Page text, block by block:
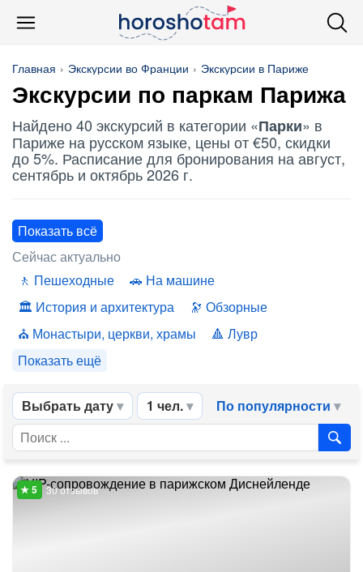
Главная Экскурсии во Франции Экскурсии в Париже
Экскурсии по паркам Парижа
Найдено 40 экскурсий в категории «Парки» в
Париже на русском языке, цены от €50, скидки
до 5%. Расписание для бронирования на август,
сентябрь и октябрь 2026 г.
Показать всё
Сейчас актуально
Пешеходные
На машине
История и архитектура
Обзорные
Монастыри, церкви, храмы
Лувр
Показать ещё
Выбрать дату 1 чел. По популярности
30 отзывов